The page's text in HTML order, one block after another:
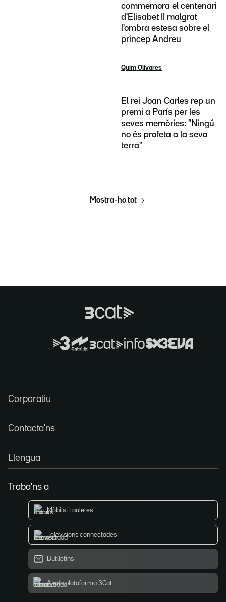
commemora el centenari
d'Elisabet II malgrat
l'ombra estesa sobre el
príncep Andreu
Quim Olivares
El rei Joan Carles rep un
premi a París per les
seves memòries: "Ningú
no és profeta a la seva
terra"
Mostra-ho tot
Corporatiu
Contacta'ns
Llengua
Troba'ns a
Mòbils i tauletes
Televisions connectades
Butlletins
Ajuda plataforma 3Cat